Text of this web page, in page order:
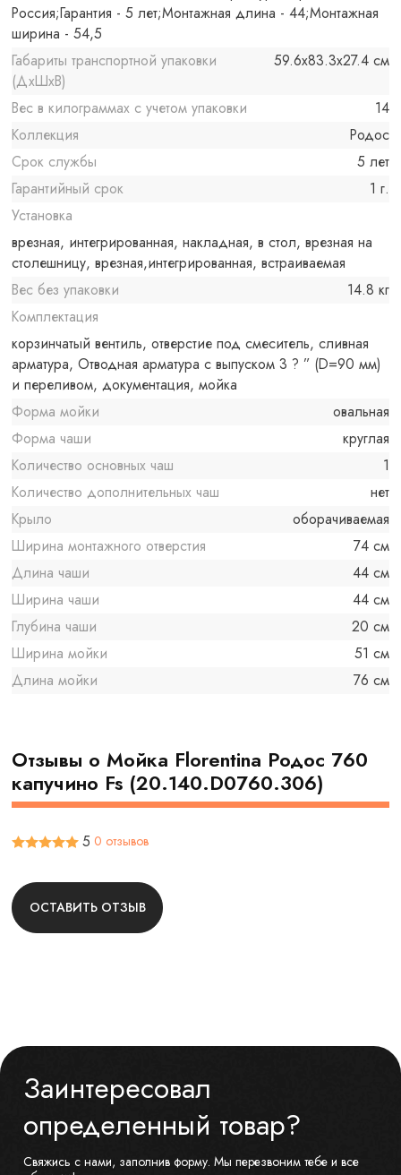
Россия;Гарантия - 5 лет;Монтажная длина - 44;Монтажная
ширина - 54,5
Габариты транспортной упаковки
(ДхШхВ)
59.6x83.3x27.4 см
Вес в килограммах с учетом упаковки
14
Коллекция
Родос
Срок службы
5 лет
Гарантийный срок
1 г.
Установка
врезная, интегрированная, накладная, в стол, врезная на
столешницу, врезная,интегрированная, встраиваемая
Вес без упаковки
14.8 кг
Комплектация
корзинчатый вентиль, отверстие под смеситель, сливная
арматура, Отводная арматура с выпуском 3 ? ” (D=90 мм)
и переливом, документация, мойка
Форма мойки
овальная
Форма чаши
круглая
Количество основных чаш
1
Количество дополнительных чаш
нет
Крыло
оборачиваемая
Ширина монтажного отверстия
74 см
Длина чаши
44 см
Ширина чаши
44 см
Глубина чаши
20 см
Ширина мойки
51 см
Длина мойки
76 см
Отзывы о Мойка Florentina Родос 760
капучино Fs (20.140.D0760.306)
5 0 отзывов
ОСТАВИТЬ ОТЗЫВ
Заинтересовал
определенный товар?
Свяжись с нами, заполнив форму. Мы перезвоним тебе и все